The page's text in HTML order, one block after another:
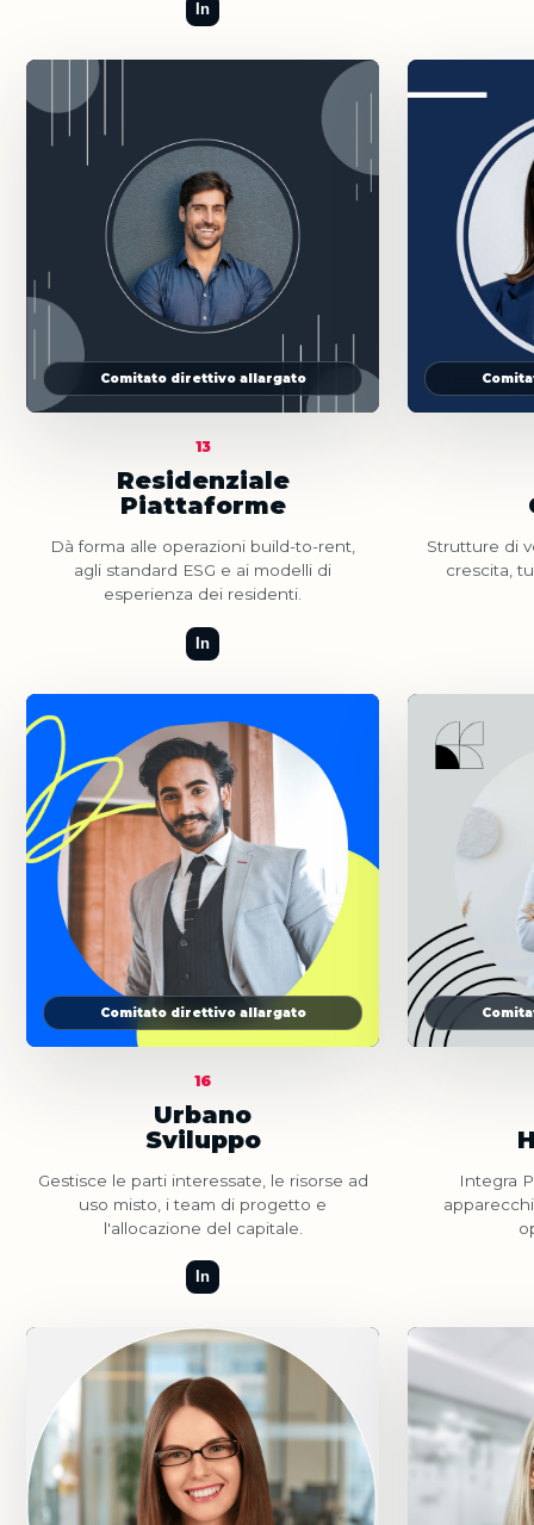
In
Comitato direttivo allargato
13
Residenziale
Piattaforme
Dà forma alle operazioni build-to-rent,
agli standard ESG e ai modelli di
esperienza dei residenti.
In
Strutture di
crescita,
Comitato direttivo allargato
16
Urbano
Sviluppo
Gestisce le parti interessate, le risorse ad
uso misto, i team di progetto e
l'allocazione del capitale.
In
Integra